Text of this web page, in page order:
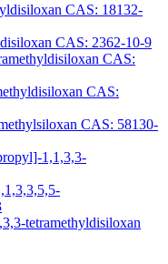
CAS: 18132-
CAS: 2362-10-9
CAS:
CAS:
CAS: 58130-
1,1,3,3-
tetramethyldisiloxan